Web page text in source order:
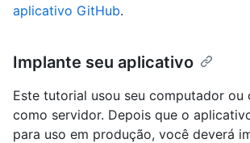
aplicativo GitHub.
Implante seu aplicativo
Este tutorial usou seu computador ou
como servidor. Depois que o
para uso em produção, você deverá